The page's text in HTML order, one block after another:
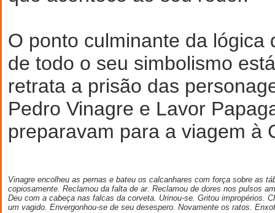
O ponto culminante da lógica
de todo o seu simbolismo
retrata a prisão das
Pedro Vinagre e Lavor
preparavam para a viagem à
Vinagre encolheu as pernas e bateu os calcanhares com força sobre as
copiosamente. Reclamou da falta de ar. Reclamou de dores nos pulsos
Deu com a cabeça nas falcas da corveta. Urinou-se. Gritou impropérios.
um vagido. Envergonhou-se de seu desespero. Novamente os ratos.